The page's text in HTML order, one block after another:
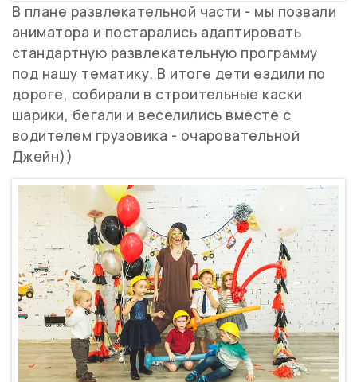
В плане развлекательной части - мы позвали
аниматора и постарались адаптировать
стандартную развлекательную программу
под нашу тематику. В итоге дети ездили по
дороге, собирали в строительные каски
шарики, бегали и веселились вместе с
водителем грузовика - очаровательной
Джейн))